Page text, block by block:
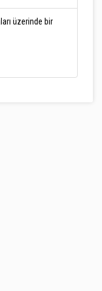
üzerinde bir